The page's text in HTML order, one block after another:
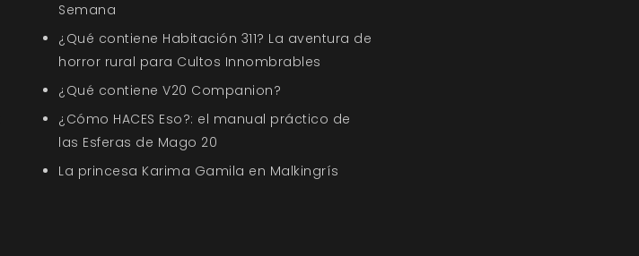
Semana
¿Qué contiene Habitación 311? La aventura de
horror rural para Cultos Innombrables
¿Qué contiene V20 Companion?
¿Cómo HACES Eso?: el manual práctico de
las Esferas de Mago 20
La princesa Karima Gamila en Malkingrís